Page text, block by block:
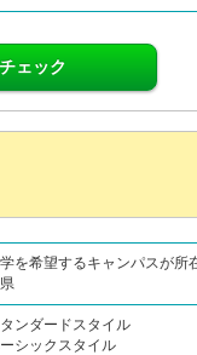
ェック
を希望するキャンパスが所
ンダードスタイル
シックスタイル